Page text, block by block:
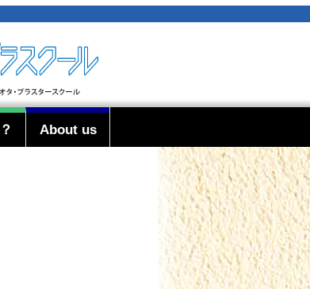
About us